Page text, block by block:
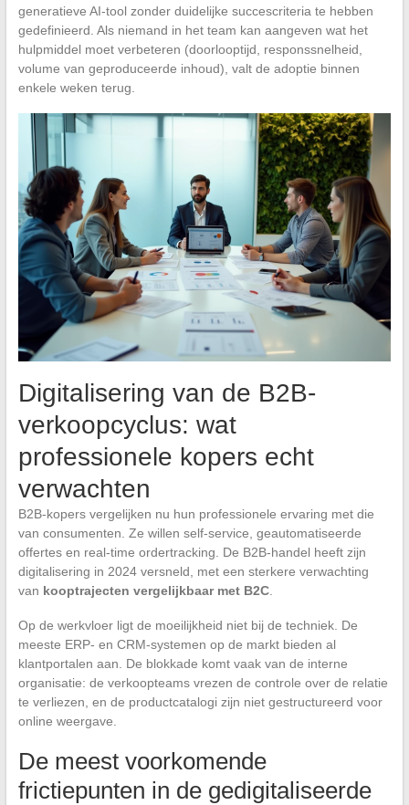
generatieve AI-tool zonder duidelijke succescriteria te hebben
gedefinieerd. Als niemand in het team kan aangeven wat het
hulpmiddel moet verbeteren (doorlooptijd, responssnelheid,
volume van geproduceerde inhoud), valt de adoptie binnen
enkele weken terug.
Digitalisering van de B2B-
verkoopcyclus: wat
professionele kopers echt
verwachten
B2B-kopers vergelijken nu hun professionele ervaring met die
van consumenten. Ze willen self-service, geautomatiseerde
offertes en real-time ordertracking. De B2B-handel heeft zijn
digitalisering in 2024 versneld, met een sterkere verwachting
van kooptrajecten vergelijkbaar met B2C.
Op de werkvloer ligt de moeilijkheid niet bij de techniek. De
meeste ERP- en CRM-systemen op de markt bieden al
klantportalen aan. De blokkade komt vaak van de interne
organisatie: de verkoopteams vrezen de controle over de relatie
te verliezen, en de productcatalogi zijn niet gestructureerd voor
online weergave.
De meest voorkomende
frictiepunten in de gedigitaliseerde